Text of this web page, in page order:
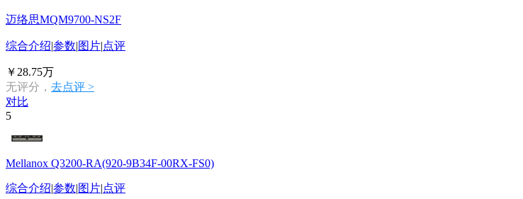
迈络思MQM9700-NS2F
综合介绍|参数|图片|点评
￥28.75万
无评分， 去点评 >
对比
5
Mellanox Q3200-RA(920-9B34F-00RX-FS0)
综合介绍|参数|图片|点评